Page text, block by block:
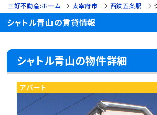
三好不動産:ホーム 太宰府市 西鉄五条駅
シャトル青山の賃貸情報
シャトル青山の物件詳細
アパート